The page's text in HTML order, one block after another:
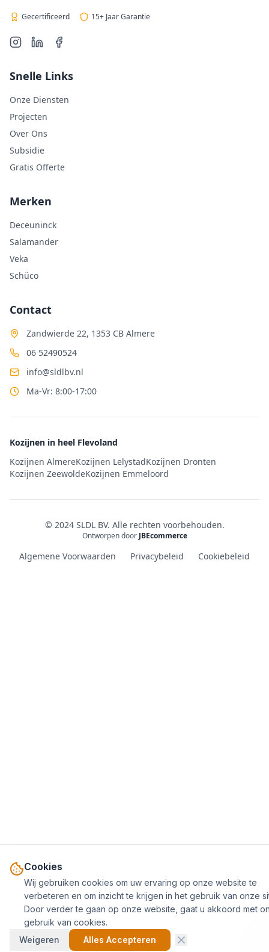
Gecertificeerd 15+ Jaar Garantie
Snelle Links
Onze Diensten
Projecten
Over Ons
Subsidie
Gratis Offerte
Merken
Deceuninck
Salamander
Veka
Schüco
Contact
Zandwierde 22, 1353 CB Almere
06 52490524
info@sldlbv.nl
Ma-Vr: 8:00-17:00
Kozijnen in heel Flevoland
Kozijnen AlmereKozijnen LelystadKozijnen Dronten
Kozijnen ZeewoldeKozijnen Emmeloord
© 2024 SLDL BV. Alle rechten voorbehouden.
Ontworpen door JBEcommerce
Algemene Voorwaarden Privacybeleid Cookiebeleid
Cookies
Wij gebruiken cookies om uw ervaring op onze website te
verbeteren en om inzicht te krijgen in het gebruik van onze
Door verder te gaan op onze website, gaat u akkoord met
gebruik van cookies.
Weigeren
Alles Accepteren